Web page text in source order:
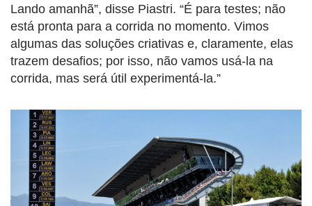
Lando amanhã”, disse Piastri. “É para testes; não
está pronta para a corrida no momento. Vimos
algumas das soluções criativas e, claramente, elas
trazem desafios; por isso, não vamos usá-la na
corrida, mas será útil experimentá-la.”